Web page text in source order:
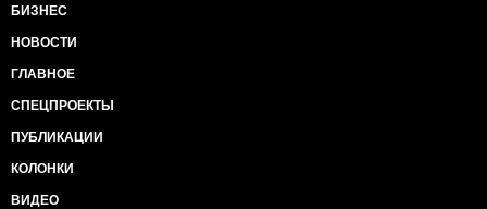
БИЗНЕС
НОВОСТИ
ГЛАВНОЕ
СПЕЦПРОЕКТЫ
ПУБЛИКАЦИИ
КОЛОНКИ
ВИДЕО